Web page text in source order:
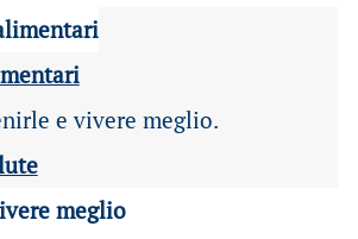
e vivere meglio.